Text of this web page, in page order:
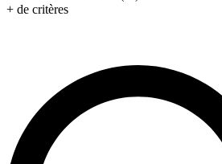
+ de critères